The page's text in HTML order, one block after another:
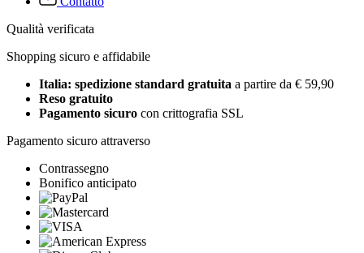
Qualità verificata
Shopping sicuro e affidabile
Italia: spedizione standard gratuita a partire da € 59,90
Reso gratuito
Pagamento sicuro con crittografia SSL
Pagamento sicuro attraverso
Contrassegno
Bonifico anticipato